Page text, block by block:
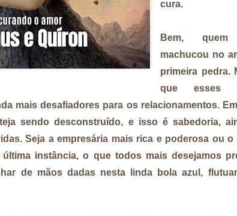
cura.
Bem,
machucou no
primeira pedra.
que esses
mais desafiadores para os relacionamentos.
sendo desconstruído, e isso é sabedoria,
Seja a empresária mais rica e poderosa ou
última instância, o que todos mais desejamos
de mãos dadas nesta linda bola azul,